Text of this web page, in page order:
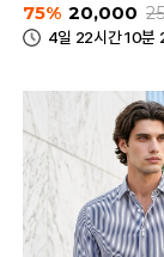
75% 20,000
4일 22시간 10분